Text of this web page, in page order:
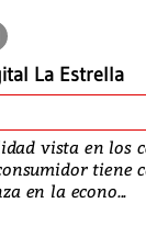
La Estrella
vista en los
tiene
en la econo...